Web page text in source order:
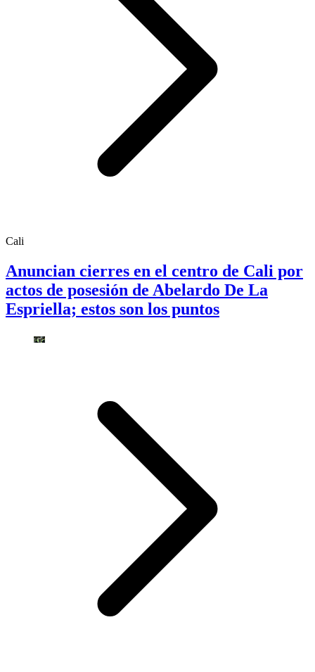
Cali
Anuncian cierres en el centro de Cali por
actos de posesión de Abelardo De La
Espriella; estos son los puntos